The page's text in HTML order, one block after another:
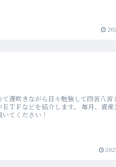
遅咲きながら日々勉強して四苦八苦
ＴＦなどを紹介します。 毎月、資産
てください！